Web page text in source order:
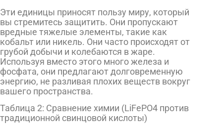
Эти единицы приносят пользу миру, который
вы стремитесь защитить. Они пропускают
вредные тяжелые элементы, такие как
кобальт или никель. Они часто происходят от
грубой добычи и колебаются в жаре.
Используя вместо этого много железа и
фосфата, они предлагают долговременную
энергию, не разливая плохих веществ вокруг
вашего пространства.
Таблица 2: Сравнение химии (LiFePO4 против
традиционной свинцовой кислоты)